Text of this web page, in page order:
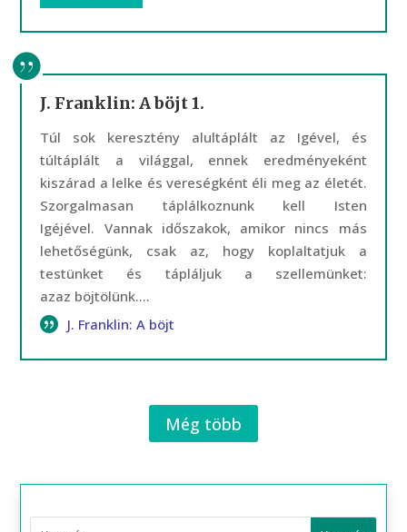
J. Franklin: A böjt 1.
Túl sok keresztény alultáplált az Igével, és
túltáplált a világgal, ennek eredményeként
kiszárad a lelke és vereségként éli meg az életét.
Szorgalmasan táplálkoznunk kell Isten
Igéjével. Vannak időszakok, amikor nincs más
lehetőségünk, csak az, hogy koplaltatjuk a
testünket és tápláljuk a szellemünket:
azaz böjtölünk....
J. Franklin: A böjt
Még több